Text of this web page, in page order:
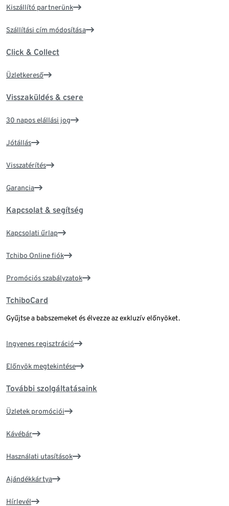
Kiszállító partnerünk
Szállítási cím módosítása
Click & Collect
Üzletkereső
Visszaküldés & csere
30 napos elállási jog
Jótállás
Visszatérítés
Garancia
Kapcsolat & segítség
Kapcsolati űrlap
Tchibo Online fiók
Promóciós szabályzatok
TchiboCard
Gyűjtse a babszemeket és élvezze az exkluzív előnyöket.
Ingyenes regisztráció
Előnyök megtekintése
További szolgáltatásaink
Üzletek promóciói
Kávébár
Használati utasítások
Ajándékkártya
Hírlevél